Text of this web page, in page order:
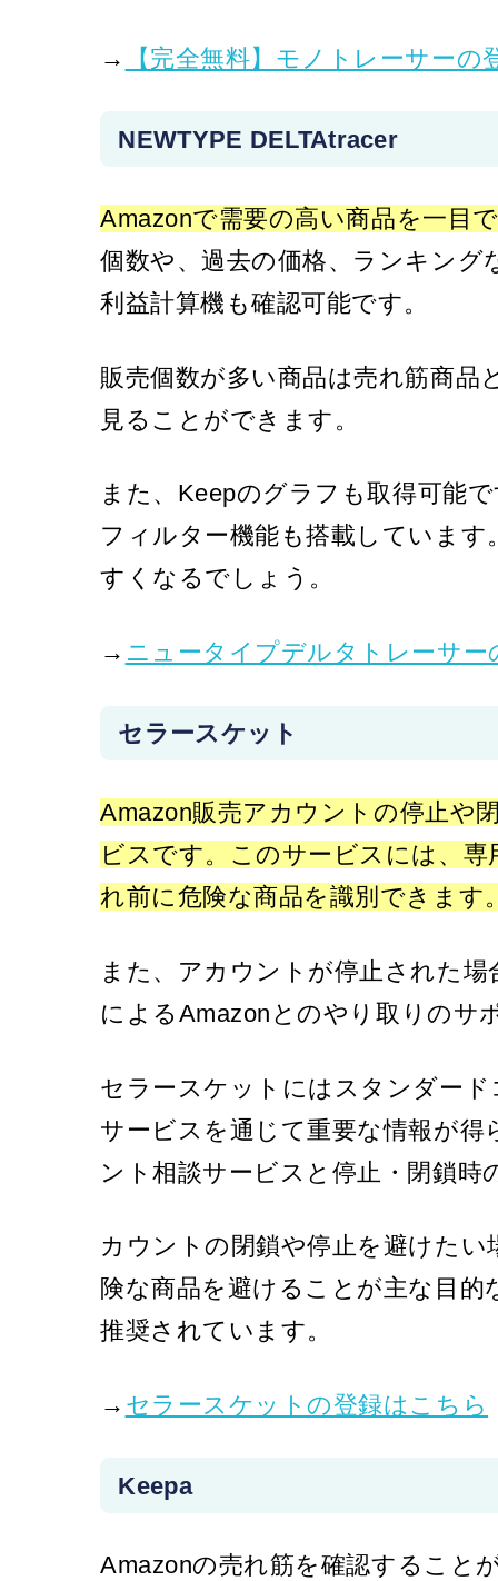
→ 【完全無料】モノトレーサーの
NEWTYPE DELTAtracer
Amazonで需要の高い商品を一目
個数や、過去の価格、ランキン
利益計算機も確認可能です。
販売個数が多い商品は売れ筋商品
見ることができます。
また、Keepのグラフも取得可能
フィルター機能も搭載していま
すくなるでしょう。
→ ニュータイプデルタトレーサー
セラースケット
Amazon販売アカウントの停止や
ビスです。このサービスには、
れ前に危険な商品を識別できます
また、アカウントが停止された
によるAmazonとのやり取りのサ
セラースケットにはスタンダー
サービスを通じて重要な情報が
ント相談サービスと停止・閉鎖
カウントの閉鎖や停止を避けた
険な商品を避けることが主な目
推奨されています。
→ セラースケットの登録はこちら
Keepa
Amazonの売れ筋を確認すること